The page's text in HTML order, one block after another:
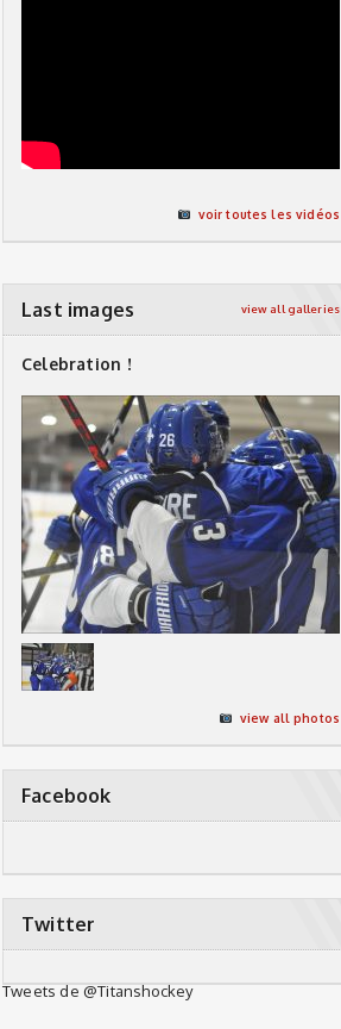
voir toutes les vidéos
Last images view all galleries
Celebration !
view all photos
Facebook
Twitter
Tweets de @Titanshockey